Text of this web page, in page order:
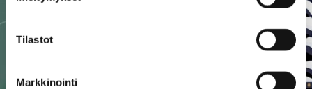
Tilastot
Markkinointi